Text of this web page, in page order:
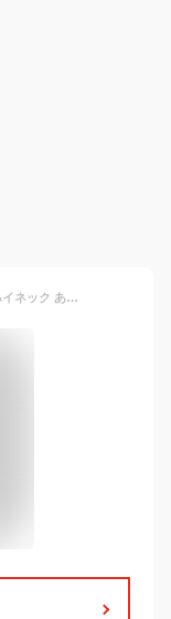
タートルネック インナー ロンT 防寒肌着 ハイネック あったか メンズ 防寒着 長袖 裏起毛 Tシャツ ヒートインナー ストレッチ 秋冬 インナーシャツ アンダーウェア 保温 暖か ヒートテック 吸湿発熱 インナー カットソー ヒートインナー インナーシャツ